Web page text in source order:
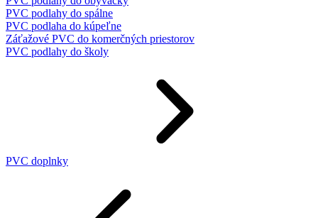
PVC podlahy do spálne
PVC podlaha do kúpeľne
Záťažové PVC do komerčných priestorov
PVC podlahy do školy
PVC doplnky